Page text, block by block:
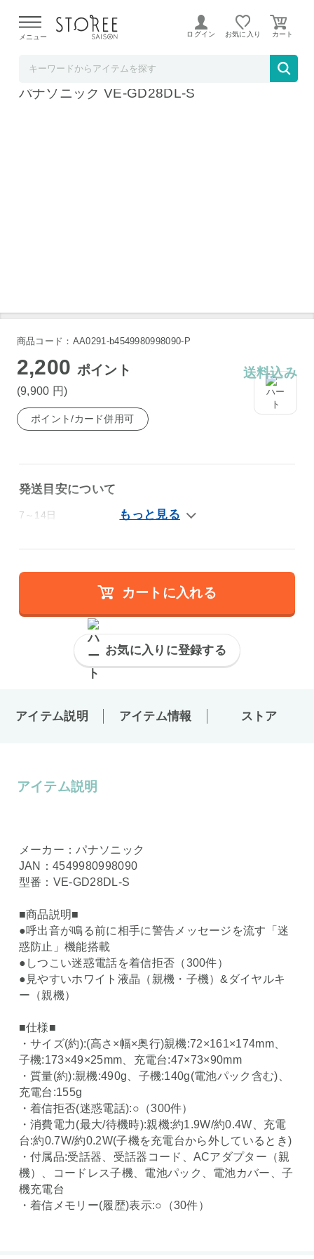
よる配送遅延が発生しております。
メニュー ログイン お気に入り
コードレス電話機（子機1台付き） シルバー
パナソニック VE-GD28DL-S
商品コード：AA0291-b4549980998090-P
2,200 ポイント
(9,900 円)
送料込み
ポイント/カード併用可
発送目安について
7～14日
カートに入れる
お気に入りに登録する
アイテム説明 アイテム情報 ストア
アイテム説明
メーカー：パナソニック
JAN：4549980998090
型番：VE-GD28DL-S
■商品説明■
●呼出音が鳴る前に相手に警告メッセージを流す「迷
惑防止」機能搭載
●しつこい迷惑電話を着信拒否（300件）
●見やすいホワイト液晶（親機・子機）&ダイヤルキ
ー（親機）
■仕様■
・サイズ(約):(高さ×幅×奥行)親機:72×161×174mm、
子機:173×49×25mm、充電台:47×73×90mm
・質量(約):親機:490g、子機:140g(電池パック含む)、
充電台:155g
・着信拒否(迷惑電話):○（300件）
・消費電力(最大/待機時):親機:約1.9W/約0.4W、充電
台:約0.7W/約0.2W(子機を充電台から外しているとき)
・付属品:受話器、受話器コード、ACアダプター（親
機）、コードレス子機、電池パック、電池カバー、子
機充電台
・着信メモリー(履歴)表示:○（30件）